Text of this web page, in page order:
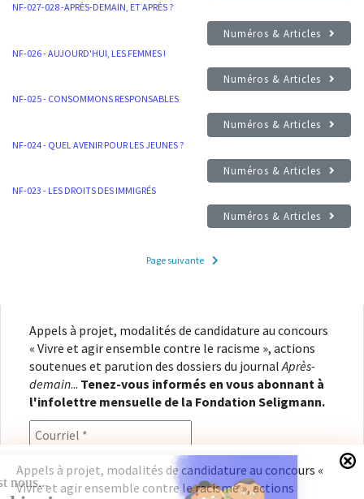
NF-027-028 -APRÈS-DEMAIN, ET APRÈS ?
Numéros & Articles
NF-026 - AUJOURD'HUI, LES FEMMES !
Numéros & Articles
NF-025 - CONSOMMONS RESPONSABLES
Numéros & Articles
NF-024 - QUEL AVENIR POUR LES JEUNES ?
Numéros & Articles
NF-023 - LES DROITS DES IMMIGRÉS
Numéros & Articles
Page suivante
Appels à projet, modalités de candidature au concours «
Vivre et agir ensemble contre le racisme », actions
Appels à projet, modalités de candidature au concours
« Vivre et agir ensemble contre le racisme », actions
soutenues et parution des dossiers du journalAprès-
demain... Tenez-vous informés en vous abonnant à
l'infolettre mensuelle de la Fondation Seligmann.
En renseignant votre adresse électronique, vous